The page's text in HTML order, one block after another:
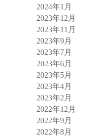
2024年1月
2023年12月
2023年11月
2023年9月
2023年7月
2023年6月
2023年5月
2023年4月
2023年2月
2022年12月
2022年9月
2022年8月